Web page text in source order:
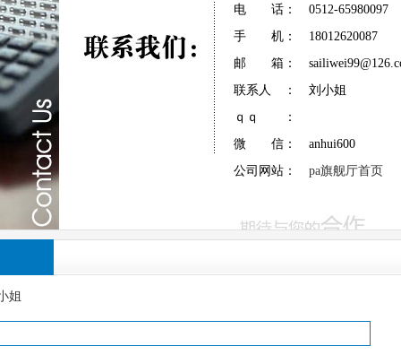
电 话： 0512-65980097
手 机： 18012620087
邮 箱：
联系人 ： 刘小姐
ｑｑ ：
微 信： anhui600
公司网站： pa旗舰厅首页
姐